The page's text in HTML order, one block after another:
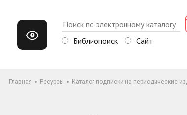
Библиопоиск Сайт
Главная Ресурсы Каталог подписки на периодические